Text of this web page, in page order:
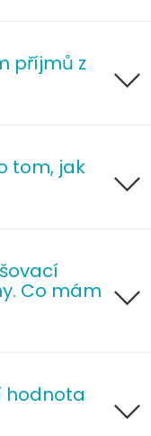
příjmů z
tom, jak
Co mám
hodnota